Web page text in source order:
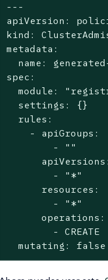
---
apiVersion:
kind:
metadata:
name:
spec:
module:
  settings: {}
  rules:
    - apiGroups:
        - ""
      apiVersions:
        - "*"
      resources:
        - "*"
      operations:
        - CREATE
  mutating: false